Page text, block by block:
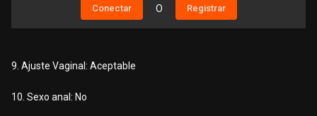
Conectar O Registrar
9. Ajuste Vaginal: Aceptable
10. Sexo anal: No